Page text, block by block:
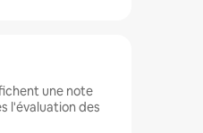
une note
l'évaluation des